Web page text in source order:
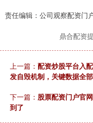
责任编辑：公司观察配资门
鼎合配资
上一篇： 配资炒股平台入
发自毁机制，关键数据全
下一篇： 股票配资门户官
到了